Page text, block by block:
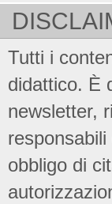
Tutti i
didattico. È
newsletter,
obbligo di